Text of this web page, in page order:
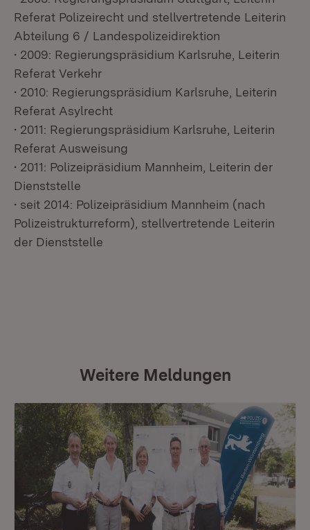
Referat Polizeirecht und stellvertretende Leiterin
Abteilung 6 / Landespolizeidirektion
• 2009: Regierungspräsidium Karlsruhe, Leiterin
Referat Verkehr
• 2010: Regierungspräsidium Karlsruhe, Leiterin
Referat Asylrecht
• 2011: Regierungspräsidium Karlsruhe, Leiterin
Referat Ausweisung
• 2011: Polizeipräsidium Mannheim, Leiterin der
Dienststelle
• seit 2014: Polizeipräsidium Mannheim (nach
Polizeistrukturreform), stellvertretende Leiterin
der Dienststelle
Weitere Meldungen